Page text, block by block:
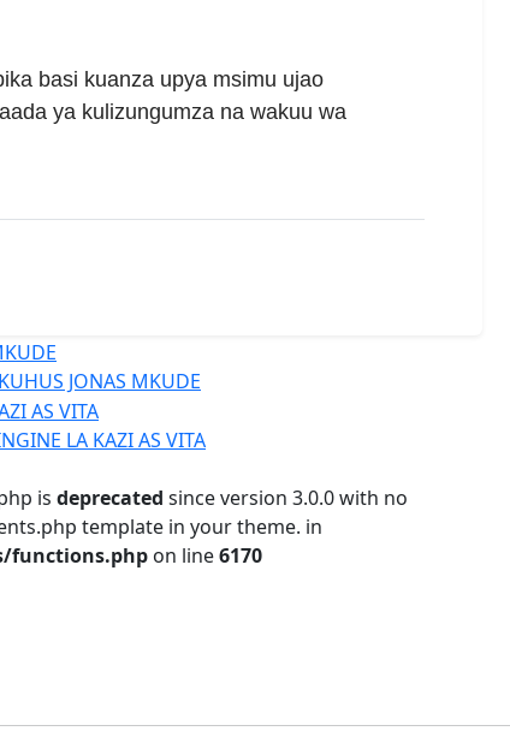
basi kuanza upya msimu ujao
ya kulizungumza na wakuu wa
JONAS MKUDE
LA KAZI AS VITA
is deprecated since version 3.0.0 with no
template in your theme. in
functions.php on line6170